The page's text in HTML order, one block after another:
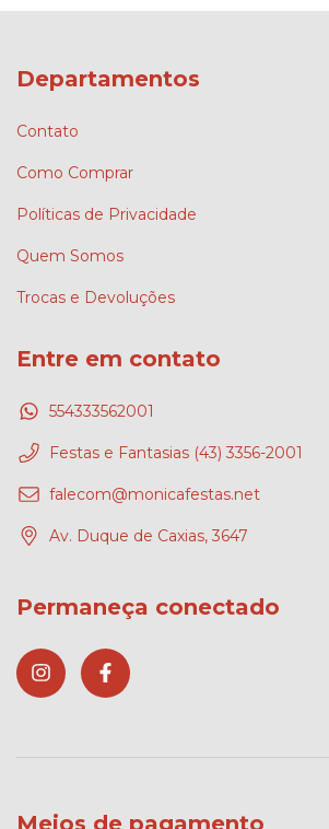
Departamentos
Contato
Como Comprar
Políticas de Privacidade
Quem Somos
Trocas e Devoluções
Entre em contato
554333562001
Festas e Fantasias (43) 3356-2001
falecom@monicafestas.net
Av. Duque de Caxias, 3647
Permaneça conectado